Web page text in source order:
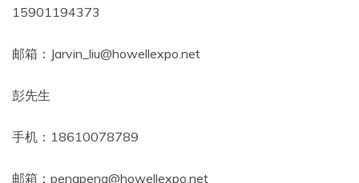
15901194373
邮箱：Jarvin_liu@howellexpo.net
彭先生
手机：18610078789
邮箱：pengpeng@howellexpo.net